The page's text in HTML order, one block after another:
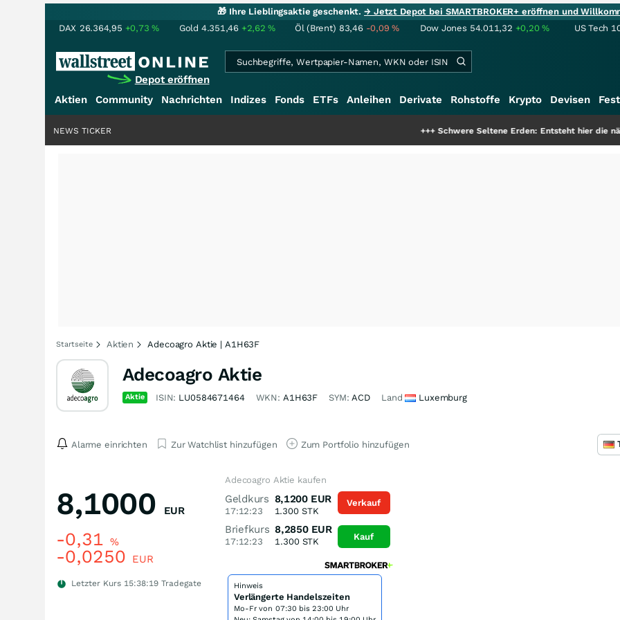
🎁 Ihre Lieblingsaktie geschenkt.→ Jetzt Depot bei SMARTBROKER+ eröffnen und
DAX 26.364,95 +0,73% Gold 4.351,46 +2,62% Öl (Brent) 83,46 -0,09% Dow Jones 54.011,32 +0,20% US Tech
Depot eröffnen
Aktien Community Nachrichten Indizes Fonds ETFs Anleihen Derivate Rohstoffe Krypto Devisen
Schwere Seltene Erden: Entsteht hier die nächste
NEWS TICKER
Startseite Aktien Adecoagro Aktie | A1H63F
Adecoagro Aktie
Aktie ISIN: LU0584671464 WKN: A1H63F SYM:ACD Land Luxemburg
Alarme einrichten Zur Watchlist hinzufügen Zum Portfolio hinzufügen
8,1000 EUR
-0,31 %
-0,0250 EUR
Letzter Kurs 15:38:19 Tradegate
Adecoagro Aktie kaufen
Geldkurs
17:12:23
8,1200 EUR
1.300STK
Briefkurs
17:12:23
8,2850 EUR
1.300STK
Verkauf
Kauf
Hinweis
Verlängerte Handelszeiten
Mo-Fr von 07:30 bis 23:00 Uhr